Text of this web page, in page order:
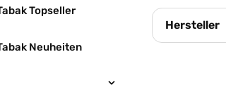
Topseller
Neuheiten
Hersteller